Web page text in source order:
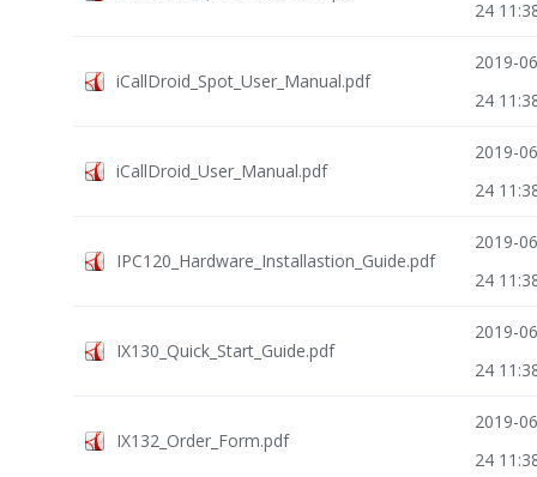
24
iCallDroid_Spot_User_Manual.pdf
2019-
24
iCallDroid_User_Manual.pdf
2019-
24
IPC120_Hardware_Installastion_Guide.pdf
2019-
24
IX130_Quick_Start_Guide.pdf
2019-
24
IX132_Order_Form.pdf
2019-
24